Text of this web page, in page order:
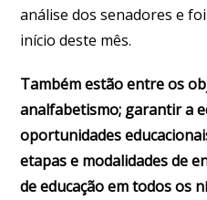
análise dos senadores e
início deste mês.
Também estão entre os
analfabetismo; garantir a
oportunidades
etapas e modalidades de
de educação em todos os